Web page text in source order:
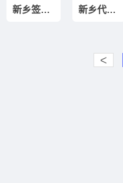
新乡签订代理记账合同需要注意哪些事项？ 新乡代理记账合同中保密条款的具体内容怎么写？
<